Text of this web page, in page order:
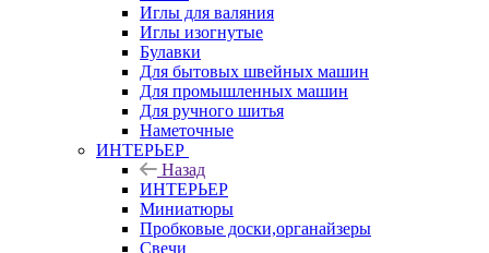
Иглы для валяния
Иглы изогнутые
Булавки
Для бытовых швейных машин
Для промышленных машин
Для ручного шитья
Наметочные
ИНТЕРЬЕР
Назад
ИНТЕРЬЕР
Миниатюры
Пробковые доски,органайзеры
Свечи